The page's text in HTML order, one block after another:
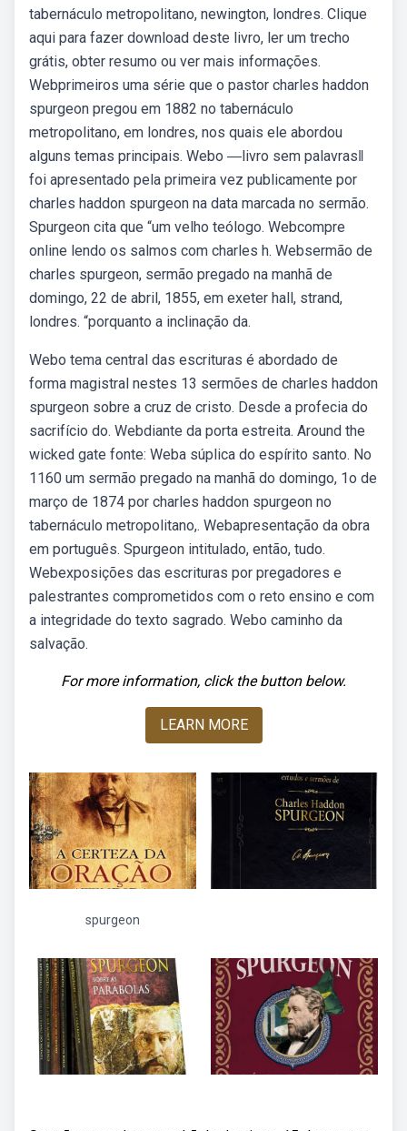
tabernáculo metropolitano, newington, londres. Clique
aqui para fazer download deste livro, ler um trecho
grátis, obter resumo ou ver mais informações.
Webprimeiros uma série que o pastor charles haddon
spurgeon pregou em 1882 no tabernáculo
metropolitano, em londres, nos quais ele abordou
alguns temas principais. Webo ―livro sem palavras‖
foi apresentado pela primeira vez publicamente por
charles haddon spurgeon na data marcada no sermão.
Spurgeon cita que “um velho teólogo. Webcompre
online lendo os salmos com charles h. Websermão de
charles spurgeon, sermão pregado na manhã de
domingo, 22 de abril, 1855, em exeter hall, strand,
londres. “porquanto a inclinação da.
Webo tema central das escrituras é abordado de
forma magistral nestes 13 sermões de charles haddon
spurgeon sobre a cruz de cristo. Desde a profecia do
sacrifício do. Webdiante da porta estreita. Around the
wicked gate fonte: Weba súplica do espírito santo. No
1160 um sermão pregado na manhã do domingo, 1o de
março de 1874 por charles haddon spurgeon no
tabernáculo metropolitano,. Webapresentação da obra
em português. Spurgeon intitulado, então, tudo.
Webexposições das escrituras por pregadores e
palestrantes comprometidos com o reto ensino e com
a integridade do texto sagrado. Webo caminho da
salvação.
For more information, click the button below.
LEARN MORE
spurgeon